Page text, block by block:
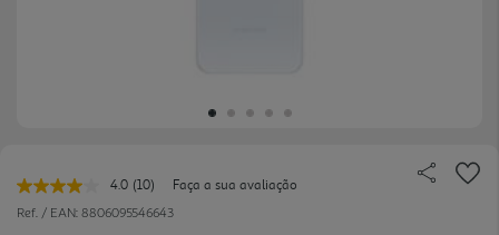
4.0 Leu
10
(10)
Faça a sua avaliação
Ref. / EAN: 8806095546643